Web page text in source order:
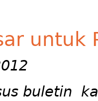
untuk
buletin